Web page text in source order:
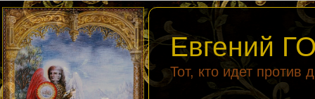
Евгений
Тот, кто идет против